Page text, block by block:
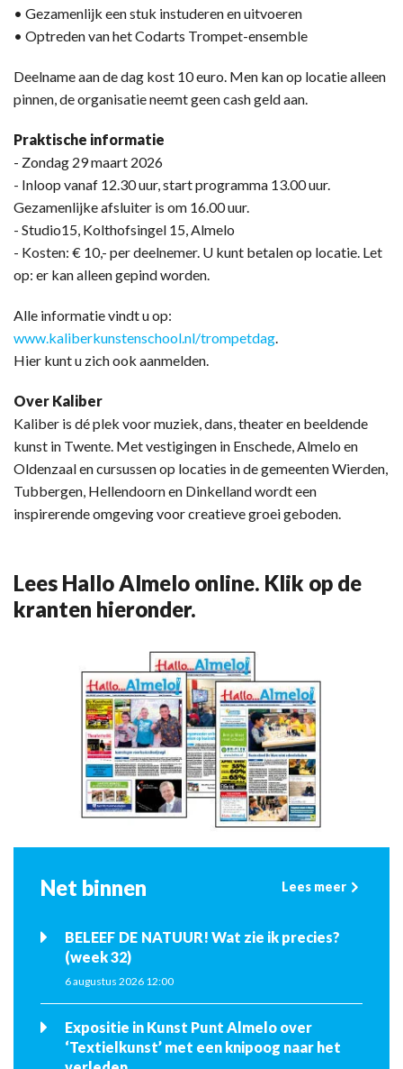
• Gezamenlijk een stuk instuderen en uitvoeren
• Optreden van het Codarts Trompet-ensemble
Deelname aan de dag kost 10 euro. Men kan op locatie alleen
pinnen, de organisatie neemt geen cash geld aan.
Praktische informatie
- Zondag 29 maart 2026
- Inloop vanaf 12.30 uur, start programma 13.00 uur.
Gezamenlijke afsluiter is om 16.00 uur.
- Studio15, Kolthofsingel 15, Almelo
- Kosten: € 10,- per deelnemer. U kunt betalen op locatie. Let
op: er kan alleen gepind worden.
Alle informatie vindt u op:
www.kaliberkunstenschool.nl/trompetdag
Hier kunt u zich ook aanmelden.
Over Kaliber
Kaliber is dé plek voor muziek, dans, theater en beeldende
kunst in Twente. Met vestigingen in Enschede, Almelo en
Oldenzaal en cursussen op locaties in de gemeenten Wierden,
Tubbergen, Hellendoorn en Dinkelland wordt een
inspirerende omgeving voor creatieve groei geboden.
Lees Hallo Almelo online. Klik op de
kranten hieronder.
Net binnen Lees meer
BELEEF DE NATUUR! Wat zie ik precies?
(week 32)
6 augustus 2026 12:00
Expositie in Kunst Punt Almelo over
‘Textielkunst’ met een knipoog naar het